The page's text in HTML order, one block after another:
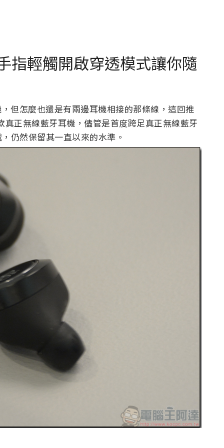
指輕觸開啟穿透模式讓你隨
但怎麼也還是有兩邊耳機相接的那條線，這回推
正無線藍牙耳機，儘管是首度跨足真正無線藍牙
仍然保留其一直以來的水準。